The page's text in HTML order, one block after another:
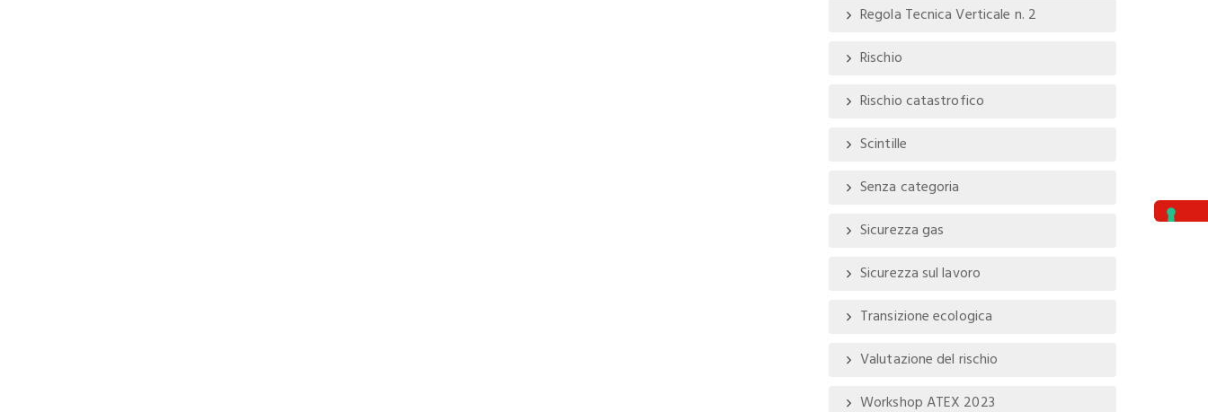
Regola Tecnica Verticale n. 2
Rischio
Rischio catastrofico
Scintille
Senza categoria
Sicurezza gas
Sicurezza sul lavoro
Transizione ecologica
Valutazione del rischio
Workshop ATEX 2023